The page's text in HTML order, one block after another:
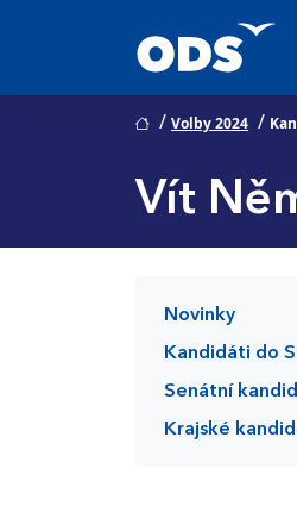
/ Volby 2024 /
Vít
Novinky
Kandidáti do
Senátní
Krajské